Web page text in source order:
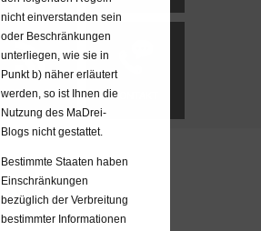
BLOG KONTAKT
nicht einverstanden sein
oder Beschränkungen
unterliegen, wie sie in
Punkt b) näher erläutert
werden, so ist Ihnen die
Nutzung des MaDrei-
Blogs nicht gestattet.
Bestimmte Staaten haben
Einschränkungen
bezüglich der Verbreitung
bestimmter Informationen